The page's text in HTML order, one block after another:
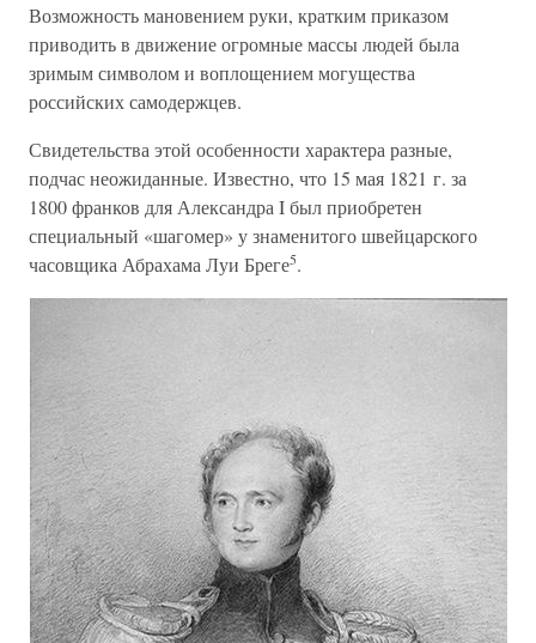
Возможность мановением руки, кратким приказом
приводить в движение огромные массы людей была
зримым символом и воплощением могущества
российских самодержцев.
Свидетельства этой особенности характера разные,
подчас неожиданные. Известно, что 15 мая 1821 г. за
1800 франков для Александра I был приобретен
специальный «шагомер» у знаменитого швейцарского
часовщика Абрахама Луи Бреге5.